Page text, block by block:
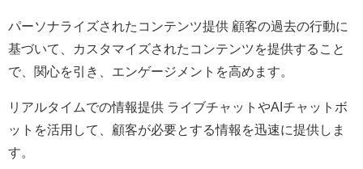
パーソナライズされたコンテンツ提供 顧客の過去の行動に
基づいて、カスタマイズされたコンテンツを提供すること
で、関心を引き、エンゲージメントを高めます。
リアルタイムでの情報提供 ライブチャットやAIチャットボ
ットを活用して、顧客が必要とする情報を迅速に提供しま
す。